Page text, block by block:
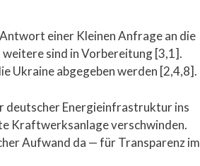
einer Kleinen Anfrage an die
sind in Vorbereitung [3,1].
Ukraine abgegeben werden [2,4,8].
deutscher Energieinfrastruktur ins
Kraftwerksanlage verschwinden.
Aufwand da — für Transparenz im